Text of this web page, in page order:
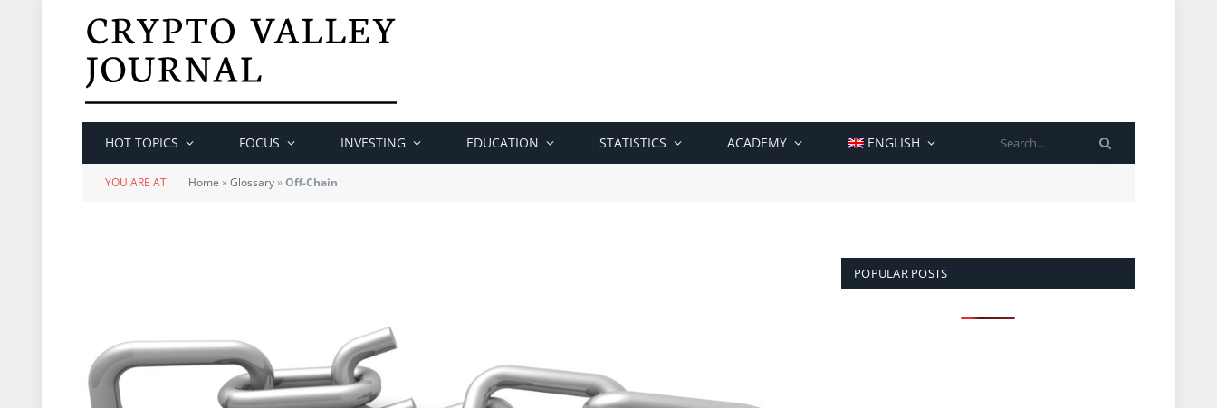
HOT TOPICS FOCUS INVESTING EDUCATION STATISTICS ACADEMY ENGLISH
YOU ARE AT: Home »Glossary»Off-Chain
POPULAR POSTS